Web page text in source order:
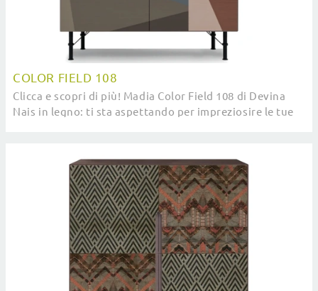
COLOR FIELD 108
Clicca e scopri di più! Madia Color Field 108 di Devina
Nais in legno: ti sta aspettando per impreziosire le tue